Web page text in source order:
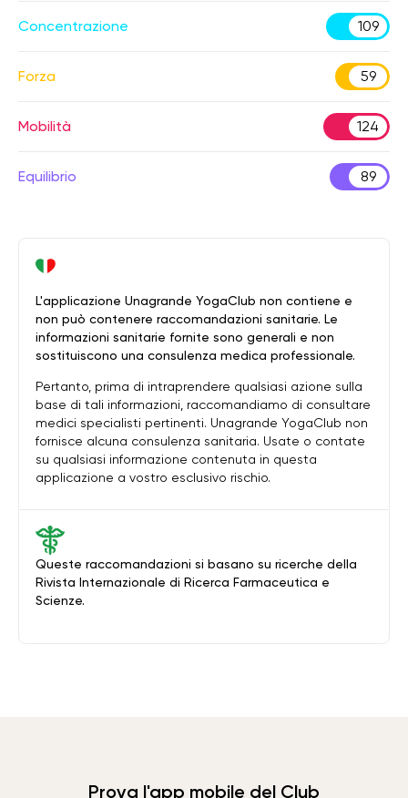
Concentrazione 109
Forza 59
Mobilità 124
Equilibrio 89
Queste raccomandazioni si basano su ricerche della
Rivista Internazionale di Ricerca Farmaceutica e
Scienze.
L'applicazione Unagrande YogaClub non contiene e
non può contenere raccomandazioni sanitarie. Le
informazioni sanitarie fornite sono generali e non
sostituiscono una consulenza medica professionale.
Pertanto, prima di intraprendere qualsiasi azione sulla
base di tali informazioni, raccomandiamo di consultare
medici specialisti pertinenti. Unagrande YogaClub non
fornisce alcuna consulenza sanitaria. Usate o contate
su qualsiasi informazione contenuta in questa
applicazione a vostro esclusivo rischio.
Prova l'app mobile del Club